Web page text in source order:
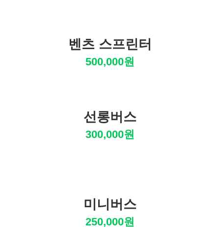
벤츠 스프린터
500,000원
선롱버스
300,000원
미니버스
250,000원